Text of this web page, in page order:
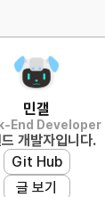
민갤
End Developer
개발자입니다.
Git Hub
글 보기